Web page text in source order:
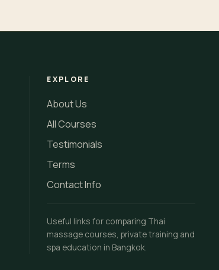
EXPLORE
About Us
All Courses
Testimonials
Terms
Contact Info
Useful links for comparing Thai
massage courses, private training and
spa education in Bangkok.